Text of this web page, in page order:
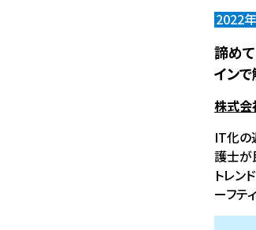
2022
諦め
イン
株式
IT化の
護士が
トレン
ーフテ